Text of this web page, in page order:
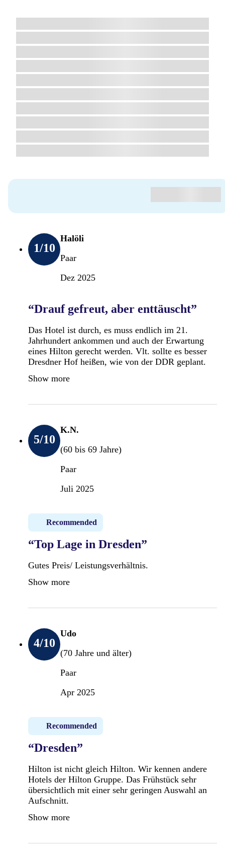
1/10
Halöli
Paar
Dez 2025
“Drauf gefreut, aber enttäuscht”
Das Hotel ist durch, es muss endlich im 21.
Jahrhundert ankommen und auch der Erwartung
eines Hilton gerecht werden. Vlt. sollte es besser
Dresdner Hof heißen, wie von der DDR geplant.
Show more
5/10
K.N.
(60 bis 69 Jahre)
Paar
Juli 2025
Recommended
“Top Lage in Dresden”
Gutes Preis/ Leistungsverhältnis.
Show more
4/10
Udo
(70 Jahre und älter)
Paar
Apr 2025
Recommended
“Dresden”
Hilton ist nicht gleich Hilton. Wir kennen andere
Hotels der Hilton Gruppe. Das Frühstück sehr
übersichtlich mit einer sehr geringen Auswahl an
Aufschnitt.
Show more